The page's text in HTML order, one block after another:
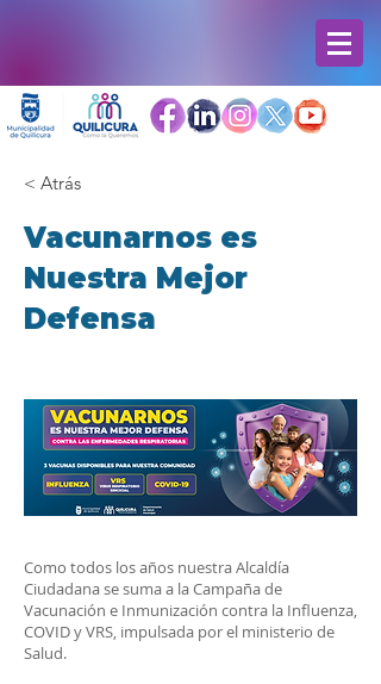
< Atrás
Vacunarnos es
Nuestra Mejor
Defensa
Como todos los años nuestra Alcaldía
Ciudadana se suma a la Campaña de
Vacunación e Inmunización contra la Influenza,
COVID y VRS, impulsada por el ministerio de
Salud.